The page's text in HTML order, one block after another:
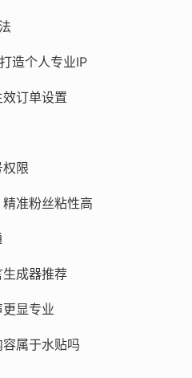
造个人专业IP
订单设置
限
准粉丝粘性高
成器推荐
显专业
属于水贴吗